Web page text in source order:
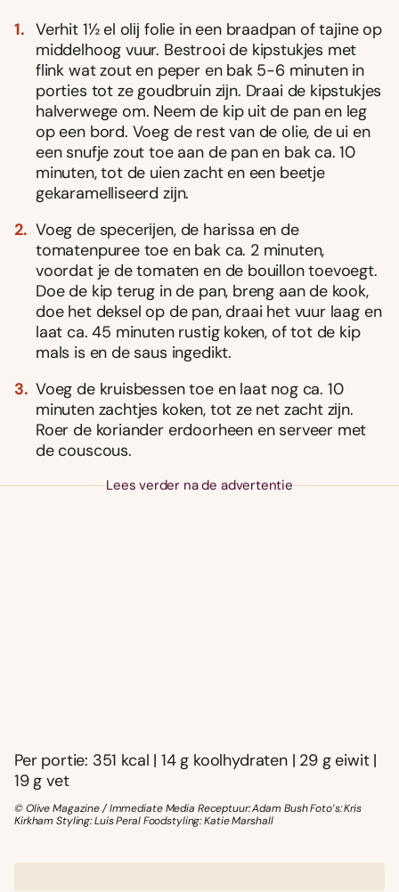
Verhit 1½ el olĳ folie in een braadpan of tajine op
middelhoog vuur. Bestrooi de kipstukjes met
flink wat zout en peper en bak 5-6 minuten in
porties tot ze goudbruin zĳn. Draai de kipstukjes
halverwege om. Neem de kip uit de pan en leg
op een bord. Voeg de rest van de olie, de ui en
een snufje zout toe aan de pan en bak ca. 10
minuten, tot de uien zacht en een beetje
gekaramelliseerd zĳn.
Voeg de specerĳen, de harissa en de
tomatenpuree toe en bak ca. 2 minuten,
voordat je de tomaten en de bouillon toevoegt.
Doe de kip terug in de pan, breng aan de kook,
doe het deksel op de pan, draai het vuur laag en
laat ca. 45 minuten rustig koken, of tot de kip
mals is en de saus ingedikt.
Voeg de kruisbessen toe en laat nog ca. 10
minuten zachtjes koken, tot ze net zacht zĳn.
Roer de koriander erdoorheen en serveer met
de couscous.
Lees verder na de advertentie
Per portie: 351 kcal | 14 g koolhydraten | 29 g eiwit |
19 g vet
© Olive Magazine / Immediate Media Receptuur: Adam Bush Foto’s: Kris
Kirkham Styling: Luis Peral Foodstyling: Katie Marshall